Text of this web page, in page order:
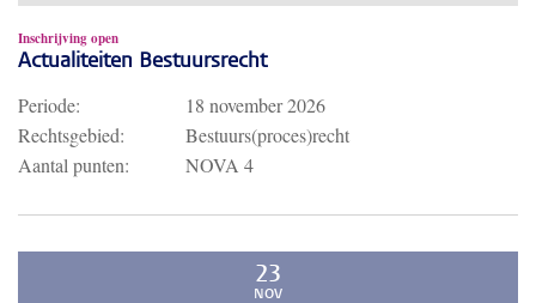
Inschrijving open
Actualiteiten Bestuursrecht
Periode:
18 november 2026
Rechtsgebied:
Bestuurs(proces)recht
Aantal punten:
NOVA 4
23
NOV